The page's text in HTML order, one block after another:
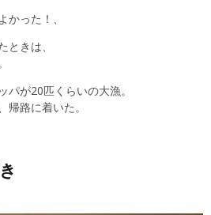
かった！、
きは、
が20匹くらいの大漁。
帰路に着いた。